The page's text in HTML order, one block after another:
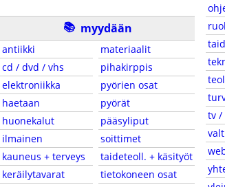
📚 myydään
antiikki
cd / dvd / vhs
elektroniikka
haetaan
huonekalut
ilmainen
kauneus + terveys
keräilytavarat
materiaalit
pihakirppis
pyörien osat
pyörät
pääsyliput
soittimet
taideteoll. + käsityöt
tietokoneen osat
tv /